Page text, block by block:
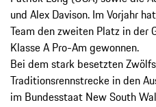
und Alex Davison. Im Vorjahr
Team den zweiten Platz in
Klasse A Pro-Am gewonnen.
Bei dem stark besetzten
Traditionsrennstrecke in den
im Bundesstaat New South